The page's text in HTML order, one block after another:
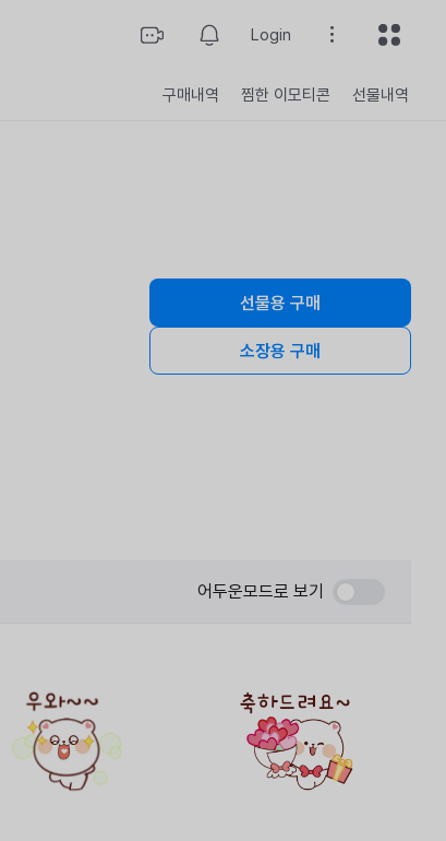
Login
구매내역 찜한 이모티콘 선물내역
선물용 구매
소장용 구매
구매개수
어두운모드로 보기